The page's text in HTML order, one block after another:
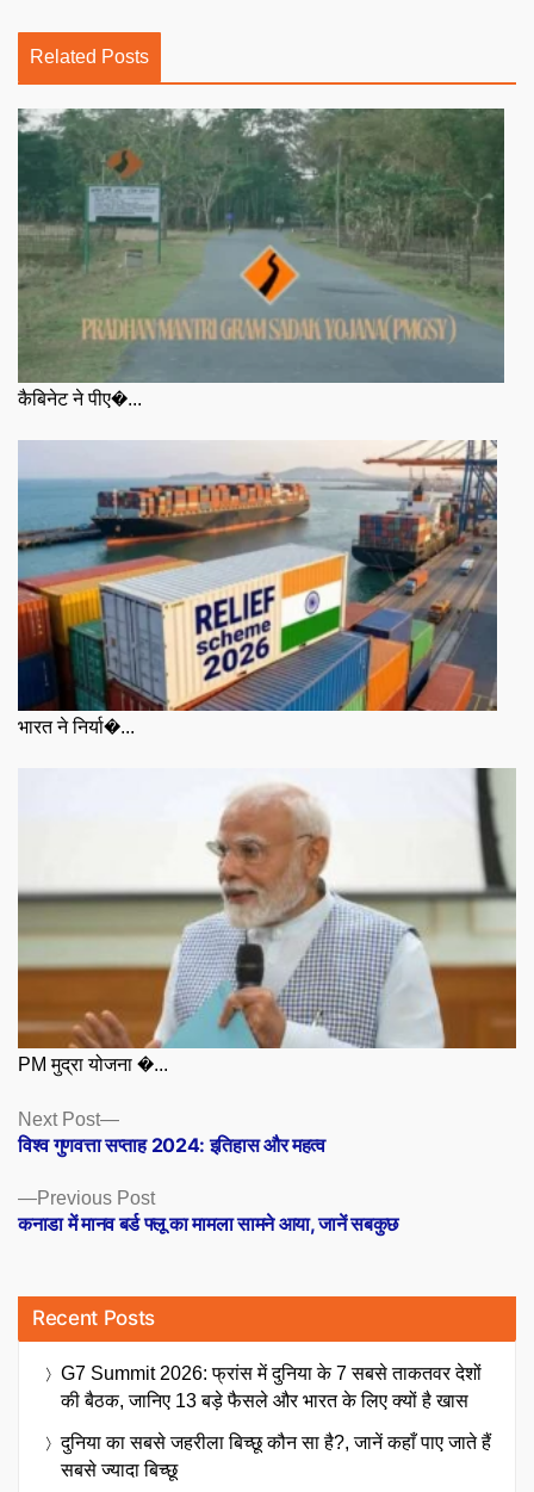
Related Posts
कैबिनेट ने पीए�...
भारत ने निर्या�...
PM मुद्रा योजना �...
Posts
navigation
Previous PostPrevious
post:
कनाडा में मानव बर्ड फ्लू का मामला सामने आया, जानें सबकुछ
Next Post
Next
post:
विश्व गुणवत्ता सप्ताह 2024: इतिहास और महत्व
Recent Posts
G7 Summit 2026: फ्रांस में दुनिया के 7 सबसे ताकतवर देशों
की बैठक, जानिए 13 बड़े फैसले और भारत के लिए क्यों है खास
दुनिया का सबसे जहरीला बिच्छू कौन सा है?, जानें कहाँ पाए जाते हैं
सबसे ज्यादा बिच्छू